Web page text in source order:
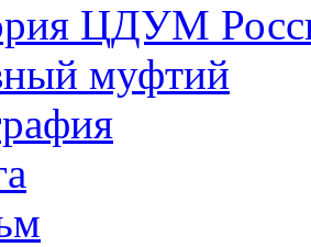
ЦДУМ
муфтий